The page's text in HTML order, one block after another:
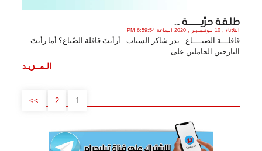
طلقة حرِّيـــــــة ...
الثلاثاء , 10 نـوفـمـبـر , 2020 الساعة 6:59:54 PM
قافلـــة الضيــــاع - بدر شاكر السياب - أرأيتَ قافلة الضّياع؟ أما رأيتَ
النازحين الحاملين على . .
الـمــزيـد
1
2
>>